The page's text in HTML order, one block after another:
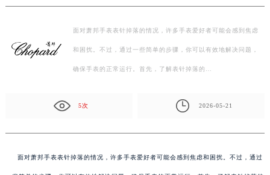
面对萧邦手表表针掉落的情况，许多手表爱好者可能会感到焦虑
和困扰。不过，通过一些简单的步骤，你可以有效地解决问题，
确保手表的正常运行。首先，了解表针掉落的…
5次 2026-05-21
面对萧邦手表表针掉落的情况，许多手表爱好者可能会感到焦虑和困扰。不过，通过